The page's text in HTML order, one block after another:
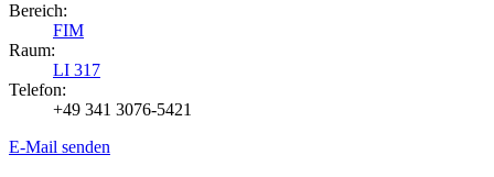
Bereich:
FIM
Raum:
LI 317
Telefon:
+49 341 3076-5421
E-Mail senden